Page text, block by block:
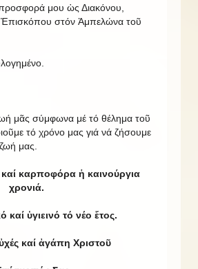
προσφορά μου ὡς Διακόνου,
Ἐπισκόπου στόν Ἀμπελώνα τοῦ
μᾶς σύμφωνα μέ τό θέλημα τοῦ
τό χρόνο μας γιά νά ζήσουμε
μας.
καρποφόρα ἡ καινούργια
χρονιά.
καί ὑγιεινό τό νέο ἔτος.
καί ἀγάπη Χριστοῦ